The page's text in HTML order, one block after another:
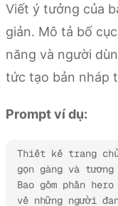
Viết ý tưởng của
giản. Mô tả bố
năng và người
tức tạo bản nháp
Prompt ví dụ:
Thiết kế trang
gọn gàng và
Bao gồm phần
về những người